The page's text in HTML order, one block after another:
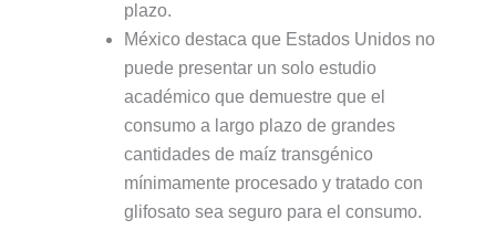
plazo.
México destaca que Estados Unidos no
puede presentar un solo estudio
académico que demuestre que el
consumo a largo plazo de grandes
cantidades de maíz transgénico
mínimamente procesado y tratado con
glifosato sea seguro para el consumo.